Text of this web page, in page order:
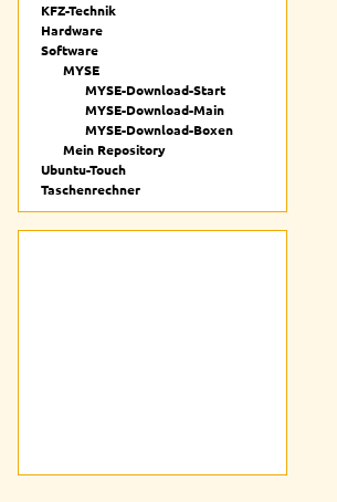
KFZ-Technik
Hardware
Software
MYSE
MYSE-Download-Start
MYSE-Download-Main
MYSE-Download-Boxen
Mein Repository
Ubuntu-Touch
Taschenrechner